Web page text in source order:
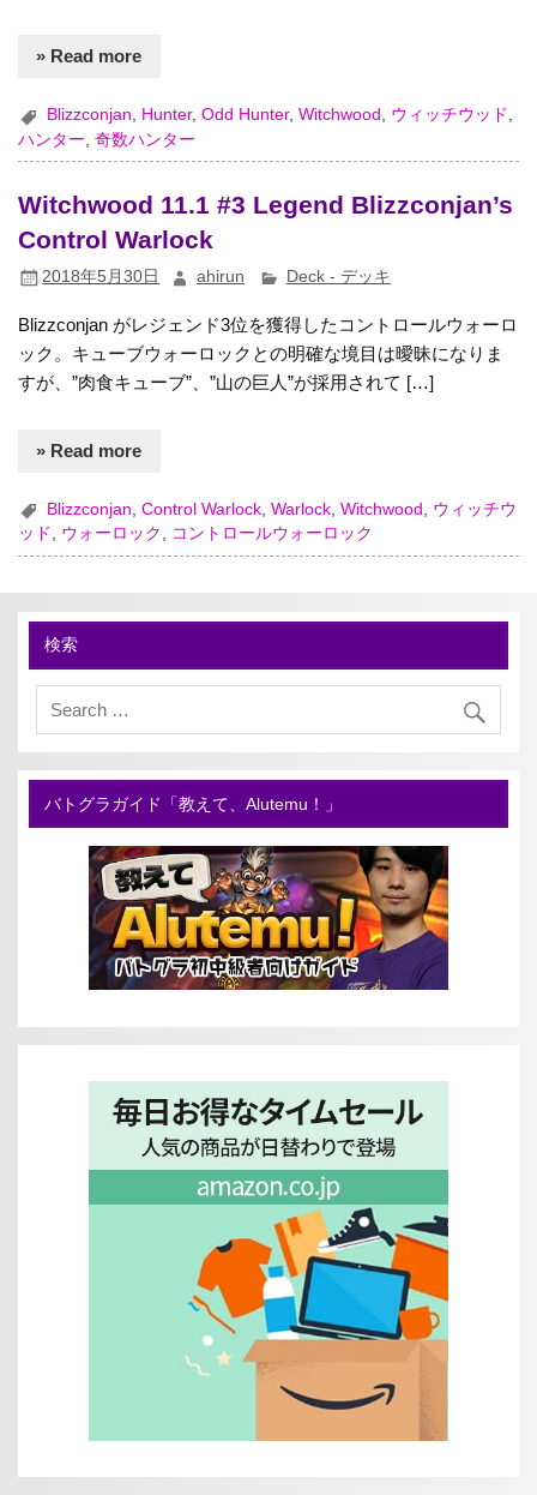
» Read more
Blizzconjan, Hunter,Odd Hunter,Witchwood , ウィッチウッド ,
ハンター ,奇数ハンター
Witchwood 11.1 #3 Legend Blizzconjan’s
Control Warlock
2018年5月30日 ahirun Deck - デッキ
Blizzconjan がレジェンド3位を獲得したコントロールウォーロ
ック。キューブウォーロックとの明確な境目は曖昧になりま
すが、”肉食キューブ”、”山の巨人”が採用されて […]
» Read more
Blizzconjan,Control Warlock,Warlock,Witchwood , ウィッチウ
ッド , ウォーロック , コントロールウォーロック
検索
バトグラガイド「教えて、Alutemu！」